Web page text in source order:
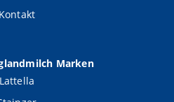
Kontakt
Marken
Lattella